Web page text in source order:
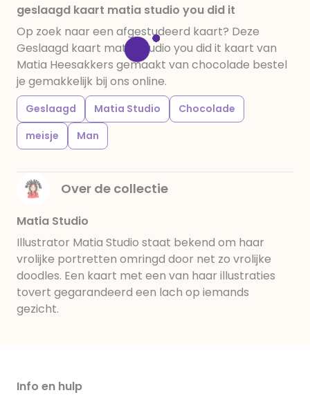
E433, kleurstoffen: E102, E110, E122: kan de activiteit en
concentratie van kinderen negatief beïnvloeden,
E133, E151. Chocolade bevat ten minste 34%
cacaobestanddelen. Kan sporen van gluten
bevatten. Koel en droog bewaren.
geslaagd kaart matia studio you did it
Op zoek naar een afgestudeerd kaart? Deze
Geslaagd kaart matia studio you did it kaart van
Matia Heesakkers gemaakt van chocolade bestel
je gemakkelijk bij ons online.
Geslaagd Matia Studio
Chocolade
meisje
Man
Over de collectie
Matia Studio
Illustrator Matia Studio staat bekend om haar
vrolijke portretten omringd door net zo vrolijke
doodles. Een kaart met een van haar illustraties
tovert gegarandeerd een lach op iemands
gezicht.
Info en hulp